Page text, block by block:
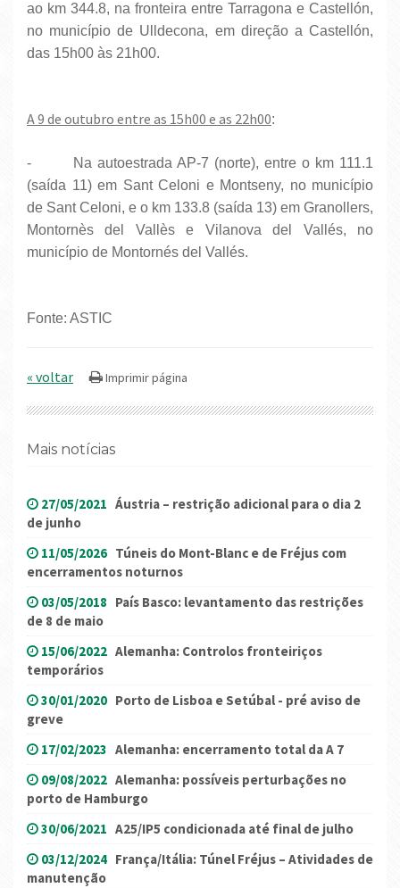
ao km 344.8, na fronteira entre Tarragona e Castellón,
no município de Ulldecona, em direção a Castellón,
das 15h00 às 21h00.
A 9 de outubro entre as 15h00 e as 22h00:
- Na autoestrada AP-7 (norte), entre o km 111.1
(saída 11) em Sant Celoni e Montseny, no município
de Sant Celoni, e o km 133.8 (saída 13) em Granollers,
Montornès del Vallès e Vilanova del Vallés, no
município de Montornés del Vallés.
Fonte: ASTIC
« voltar
Mais notícias
27/05/2021 Áustria – restrição adicional para o dia 2
de junho
11/05/2026 Túneis do Mont-Blanc e de Fréjus com
encerramentos noturnos
03/05/2018 País Basco: levantamento das restrições
de 8 de maio
15/06/2022 Alemanha: Controlos fronteiriços
temporários
30/01/2020 Porto de Lisboa e Setúbal - pré aviso de
greve
17/02/2023 Alemanha: encerramento total da A 7
09/08/2022 Alemanha: possíveis perturbações no
porto de Hamburgo
30/06/2021 A25/IP5 condicionada até final de julho
03/12/2024 França/Itália: Túnel Fréjus – Atividades de
manutenção